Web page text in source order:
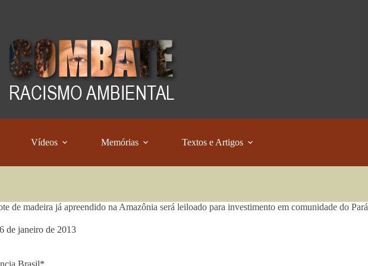
Vídeos Memórias Textos e Artigos
de madeira já apreendido na Amazônia será leiloado para investimento em comunidade do Pará
de janeiro de 2013
Brasil*